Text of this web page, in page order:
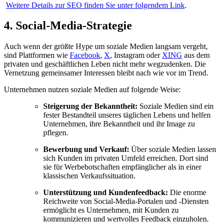
Weitere Details zur SEO finden Sie unter folgendem Link.
4. Social-Media-Strategie
Auch wenn der größte Hype um soziale Medien langsam vergeht,
sind Plattformen wie Facebook, X, Instagram oder XING aus dem
privaten und geschäftlichen Leben nicht mehr wegzudenken. Die
Vernetzung gemeinsamer Interessen bleibt nach wie vor im Trend.
Unternehmen nutzen soziale Medien auf folgende Weise:
Steigerung der Bekanntheit: Soziale Medien sind ein
fester Bestandteil unseres täglichen Lebens und helfen
Unternehmen, ihre Bekanntheit und ihr Image zu
pflegen.
Bewerbung und Verkauf: Über soziale Medien lassen
sich Kunden im privaten Umfeld erreichen. Dort sind
sie für Werbebotschaften empfänglicher als in einer
klassischen Verkaufssituation.
Unterstützung und Kundenfeedback: Die enorme
Reichweite von Social-Media-Portalen und -Diensten
ermöglicht es Unternehmen, mit Kunden zu
kommunizieren und wertvolles Feedback einzuholen.